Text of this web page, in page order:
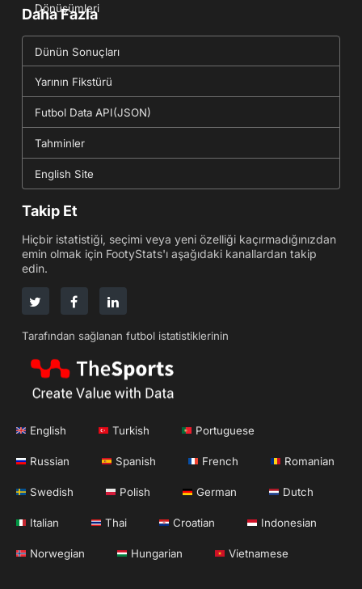
Dönüşümleri
Daha Fazla
Dünün Sonuçları
Yarının Fikstürü
Futbol Data API(JSON)
Tahminler
English Site
Takip Et
Hiçbir istatistiği, seçimi veya yeni özelliği kaçırmadığınızdan
emin olmak için FootyStats'ı aşağıdaki kanallardan takip
edin.
Tarafından sağlanan futbol istatistiklerinin
English Turkish Portuguese
Russian Spanish French Romanian
Swedish Polish German Dutch
Italian Thai Croatian Indonesian
Norwegian Hungarian Vietnamese